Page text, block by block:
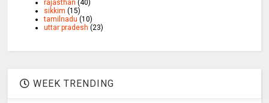
rajasthan (40)
sikkim (15)
tamilnadu (10)
uttar pradesh (23)
WEEK TRENDING